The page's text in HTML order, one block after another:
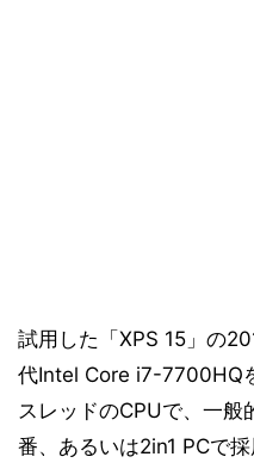
試用した「XPS 15」の
代Intel Core i7-7700HQ
スレッドのCPUで、一般
番、あるいは2in1 PCで